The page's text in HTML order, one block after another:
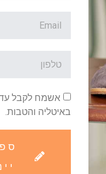
אשמח לקבל
באיטליה והטבות.